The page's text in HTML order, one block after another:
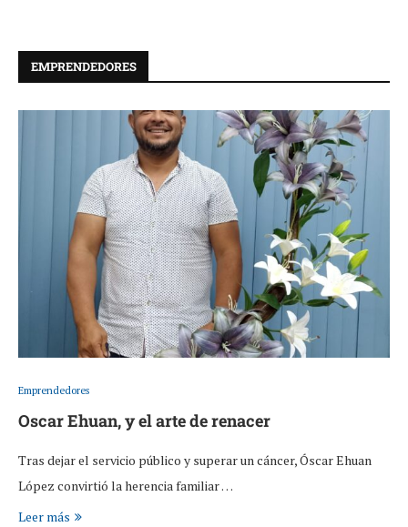
EMPRENDEDORES
Emprendedores
Oscar Ehuan, y el arte de renacer
Tras dejar el servicio público y superar un cáncer, Óscar Ehuan
López convirtió la herencia familiar …
Leer más